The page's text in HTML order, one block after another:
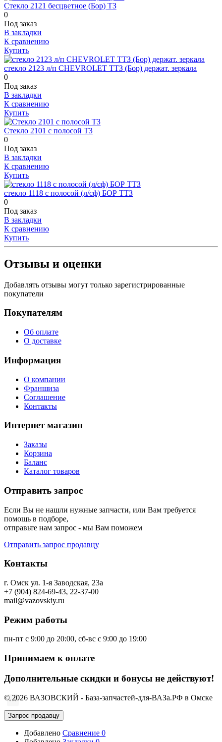
Стекло 2121 бесцветное (Бор) ТЗ
0
Под заказ
В закладки
К сравнению
Купить
стекло 2123 л/п CHEVROLET ТТЗ (Бор) держат. зеркала
0
Под заказ
В закладки
К сравнению
Купить
Стекло 2101 с полосой ТЗ
0
Под заказ
В закладки
К сравнению
Купить
стекло 1118 с полосой (л/сф) БОР ТТЗ
0
Под заказ
В закладки
К сравнению
Купить
Отзывы и оценки
Добавлять отзывы могут только зарегистрированные
покупатели
Покупателям
Об оплате
О доставке
Информация
О компании
Франшиза
Соглашение
Контакты
Интернет магазин
Заказы
Корзина
Баланс
Каталог товаров
Отправить запрос
Если Вы не нашли нужные запчасти, или Вам требуется
помощь в подборе,
отправьте нам запрос - мы Вам поможем
Отправить запрос продавцу
Контакты
г. Омск ул. 1-я Заводская, 23а
+7 (904) 824-69-43, 22-37-00
mail@vazovskiy.ru
Режим работы
пн-пт с 9:00 до 20:00, сб-вс с 9:00 до 19:00
Принимаем к оплате
Дополнительные скидки и бонусы не действуют!
© 2026 ВАЗОВСКИЙ - База-запчастей-для-ВАЗа.РФ в Омске
Запрос продавцу
Добавлено Сравнение 0